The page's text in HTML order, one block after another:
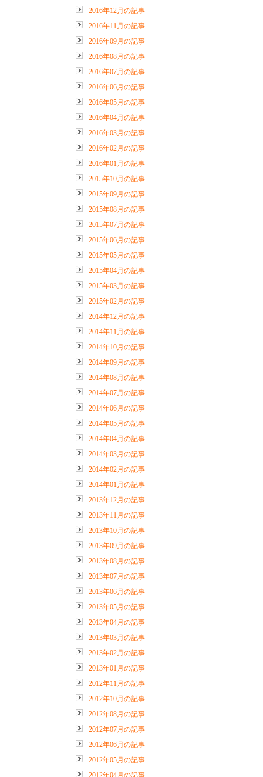
2016年12月の記事
2016年11月の記事
2016年09月の記事
2016年08月の記事
2016年07月の記事
2016年06月の記事
2016年05月の記事
2016年04月の記事
2016年03月の記事
2016年02月の記事
2016年01月の記事
2015年10月の記事
2015年09月の記事
2015年08月の記事
2015年07月の記事
2015年06月の記事
2015年05月の記事
2015年04月の記事
2015年03月の記事
2015年02月の記事
2014年12月の記事
2014年11月の記事
2014年10月の記事
2014年09月の記事
2014年08月の記事
2014年07月の記事
2014年06月の記事
2014年05月の記事
2014年04月の記事
2014年03月の記事
2014年02月の記事
2014年01月の記事
2013年12月の記事
2013年11月の記事
2013年10月の記事
2013年09月の記事
2013年08月の記事
2013年07月の記事
2013年06月の記事
2013年05月の記事
2013年04月の記事
2013年03月の記事
2013年02月の記事
2013年01月の記事
2012年11月の記事
2012年10月の記事
2012年08月の記事
2012年07月の記事
2012年06月の記事
2012年05月の記事
2012年04月の記事